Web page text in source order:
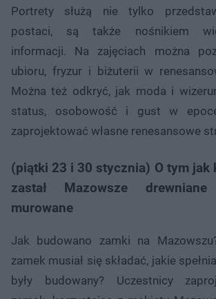
Portrety służą nie tylko
postaci, są także nośnikiem
informacji. Na zajęciach można
ubioru, fryzur i biżuterii w
Można też odkryć, jak moda i
status, osobowość i gust w
zaprojektować własne renesansowe
(piątki 23 i 30 stycznia) O tym jak
zastał Mazowsze
murowane
Jak budowano zamki na
zamek musiał się składać, jakie
były budowany? Uczestnicy